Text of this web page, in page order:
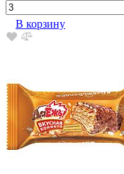
В корзину